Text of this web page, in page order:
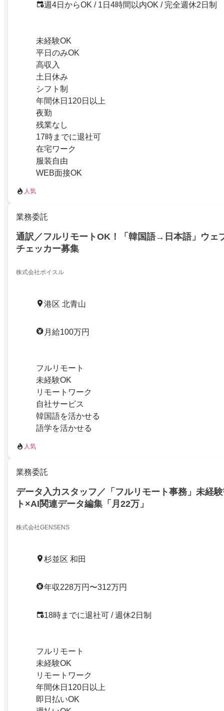
週4日からOK / 1日4時間以内OK / 完全週休2日制
未経験OK
平日のみOK
高収入
土日休み
シフト制
年間休日120日以上
夜勤
残業なし
17時までに退社可
在宅ワーク
服装自由
WEB面接OK
人気
業務委託
通訳／フルリモートOK！「韓国語→日本語」ウェ
チェッカー募集
株式会社ボイスル
港区 北青山
月給100万円
フルリモート
未経験OK
リモートワーク
自社サービス
韓国語を活かせる
語学を活かせる
人気
業務委託
データ入力スタッフ／「フルリモート事務」未経
ト×AI関連データ編集「月22万」
株式会社GENSENS
杉並区 和田
年収228万円〜312万円
18時までに退社可 / 週休2日制
フルリモート
未経験OK
リモートワーク
年間休日120日以上
即日払いOK